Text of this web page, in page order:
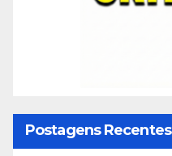
Postagens Recentes